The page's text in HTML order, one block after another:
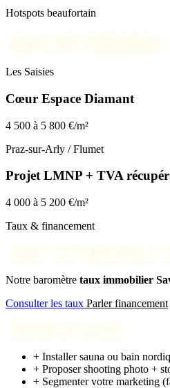
Hotspots beaufortain
Les Saisies
Cœur Espace Diamant
4 500 à 5 800 €/m²
Praz-sur-Arly / Flumet
Projet LMNP + TVA
4 000 à 5 200 €/m²
Taux & financement
Notre baromètre taux immobilier
Consulter les taux Parler financement
+ Installer sauna ou bain
+ Proposer shooting photo +
+ Segmenter votre marketing